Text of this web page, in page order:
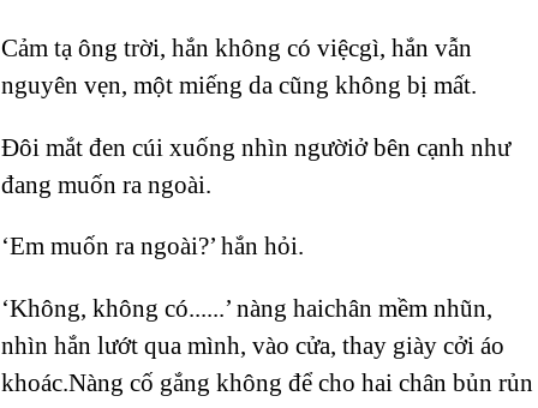
Cảm tạ ông trời, hắn không có việcgì, hắn vẫn
nguyên vẹn, một miếng da cũng không bị mất.
Đôi mắt đen cúi xuống nhìn ngườiở bên cạnh như
đang muốn ra ngoài.
‘Em muốn ra ngoài?’ hắn hỏi.
‘Không, không có......’ nàng haichân mềm nhũn,
nhìn hắn lướt qua mình, vào cửa, thay giày cởi áo
khoác.Nàng cố gắng không để cho hai chân bủn rủn